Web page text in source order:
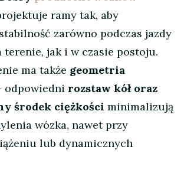
ramy tak, aby
zarówno podczas jazdy
jak i w czasie postoju.
ma także geometria
odpowiedni rozstaw kół oraz
środek ciężkości minimalizują
wózka, nawet przy
lub dynamicznych